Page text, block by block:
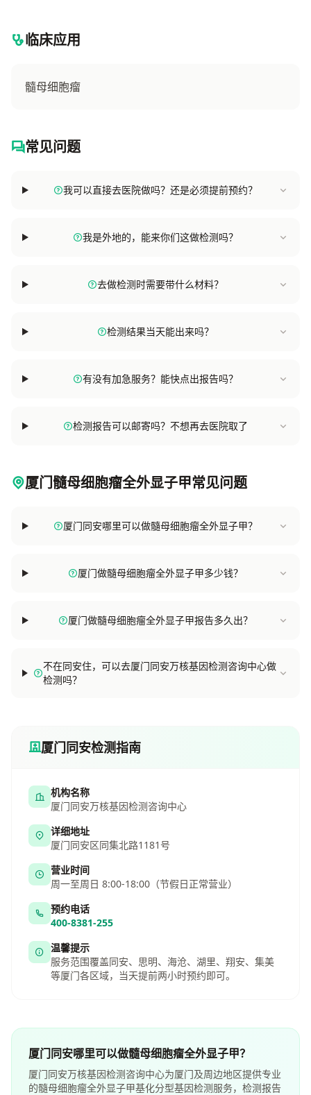
临床应用
髓母细胞瘤
常见问题
我可以直接去医院做吗？还是必须提前预约？
我是外地的，能来你们这做检测吗？
去做检测时需要带什么材料？
检测结果当天能出来吗？
有没有加急服务？能快点出报告吗？
检测报告可以邮寄吗？不想再去医院取了
厦门髓母细胞瘤全外显子甲常见问题
厦门同安哪里可以做髓母细胞瘤全外显子甲？
厦门做髓母细胞瘤全外显子甲多少钱？
厦门做髓母细胞瘤全外显子甲报告多久出？
不在同安住，可以去厦门同安万核基因检测咨询中心做
检测吗？
厦门同安检测指南
机构名称
厦门同安万核基因检测咨询中心
详细地址
厦门同安区同集北路1181号
营业时间
周一至周日 8:00-18:00（节假日正常营业）
预约电话
400-8381-255
温馨提示
服务范围覆盖同安、思明、海沧、湖里、翔安、集美
等厦门各区域，当天提前两小时预约即可。
厦门同安哪里可以做髓母细胞瘤全外显子甲？
厦门同安万核基因检测咨询中心为厦门及周边地区提供专业
的髓母细胞瘤全外显子甲基化分型基因检测服务，检测报告